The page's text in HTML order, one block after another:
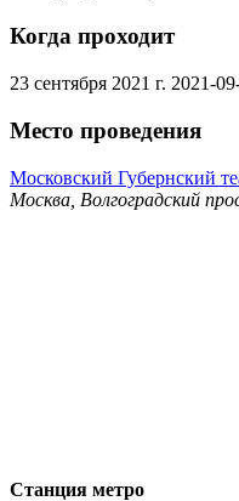
Когда проходит
23 сентября 2021 г. 2021-
Место проведения
Московский Губернский
Москва, Волгоградский
Станция метро